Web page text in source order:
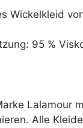
Wickelkleid
95 %
Lalamour
Alle